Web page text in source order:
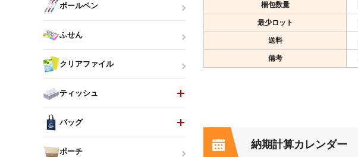
梱包数量
最少ロット
送料
備考
納期計算カレンダー
ボールペン
ふせん
クリアファイル
ティッシュ
バッグ
ポーチ